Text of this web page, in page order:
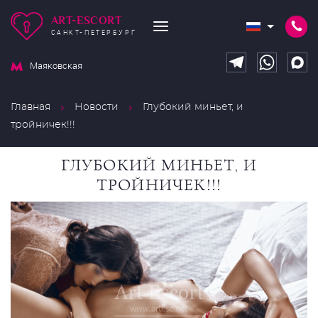
ART-ESCORT
САНКТ-ПЕТЕРБУРГ
Маяковская
Главная Новости
Глубокий миньет, и
тройничек!!!
ГЛУБОКИЙ МИНЬЕТ, И
ТРОЙНИЧЕК!!!